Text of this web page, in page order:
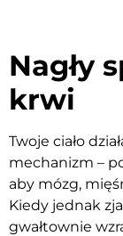
Nagły
krwi
Twoje ciało
mechanizm –
aby mózg,
Kiedy jednak
gwałtownie